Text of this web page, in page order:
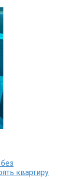
квартиру